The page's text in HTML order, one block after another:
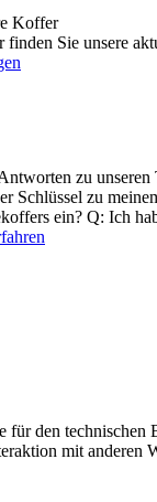
Koffer
Sie unsere
zu unseren
Schlüssel zu
ein? Q: Ich
für den
mit anderen